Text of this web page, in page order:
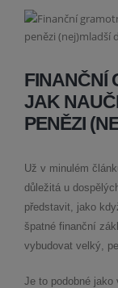
FINANČNÍ
JAK
PENĚZI
Už v minulém
důležitá u
představit, jako
špatné finanční
vybudovat velký,
Je to podobné